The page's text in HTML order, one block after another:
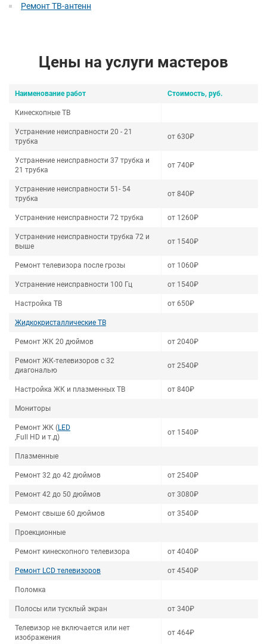
Ремонт ТВ-антенн
Цены на услуги мастеров
Наименование работ Стоимость, руб.
Кинескопные ТВ
Устранение неисправности 20 - 21
трубка
от 630₽
Устранение неисправности 37 трубка и
21 трубка
от 740₽
Устранение неисправности 51- 54
трубка
от 840₽
Устранение неисправности 72 трубка от 1260₽
Устранение неисправности трубка 72 и
выше
от 1540₽
Ремонт телевизора после грозы от 1060₽
Устранение неисправности 100 Гц от 1540₽
Настройка ТВ от 650₽
Жидкокристаллические ТВ
Ремонт ЖК 20 дюймов от 2040₽
Ремонт ЖК-телевизоров с 32
диагональю
от 2540₽
Настройка ЖК и плазменных ТВ от 840₽
Мониторы
Ремонт ЖК (LED
,Full HD и т.д)
от 1540₽
Плазменные
Ремонт 32 до 42 дюймов от 2540₽
Ремонт 42 до 50 дюймов от 3080₽
Ремонт свыше 60 дюймов от 3540₽
Проекционные
Ремонт кинескопного телевизора от 4040₽
Ремонт LCD телевизоров от 4540₽
Поломка
Полосы или тусклый экран от 340₽
Телевизор не включается или нет
изображения
от 464₽